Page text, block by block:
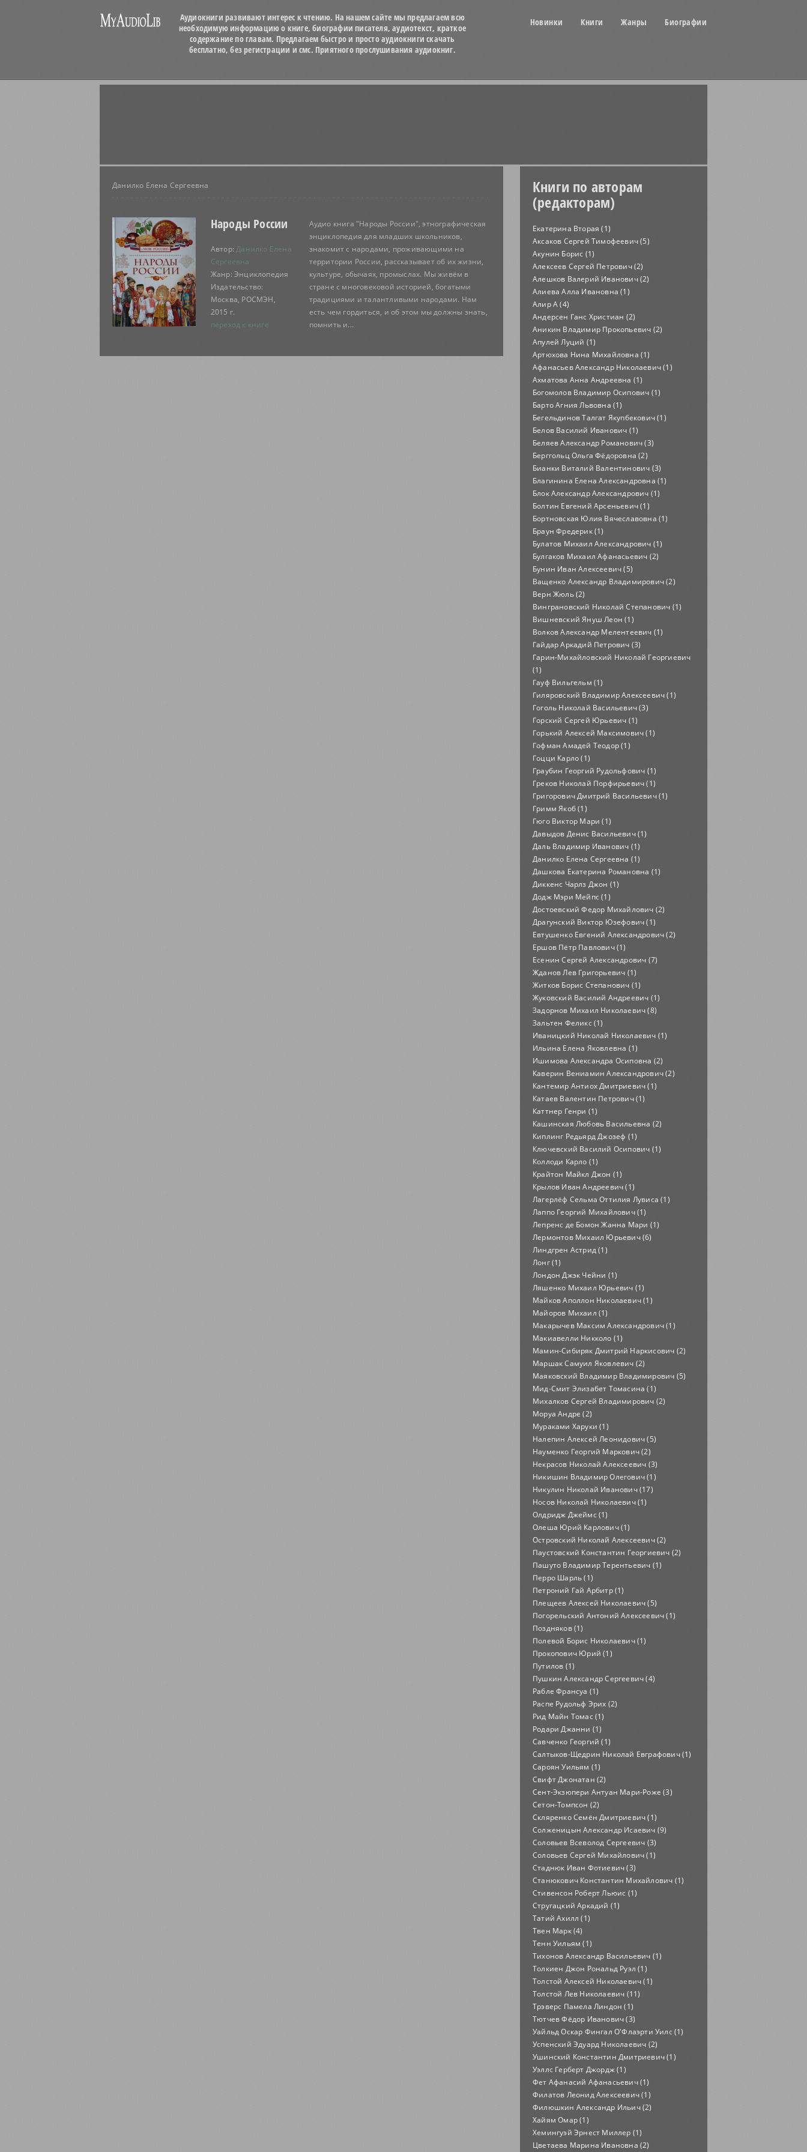
Аудиокниги развивают интерес к чтению. На нашем сайте мы предлагаем всю
необходимую информацию о книге, биографии писателя, аудиотекст, краткое
содержание по главам. Предлагаем быстро и просто аудиокниги скачать
бесплатно, без регистрации и смс. Приятного прослушивания аудиокниг.
Новинки Книги Жанры Биографии
Данилко Елена Сергеевна
Народы России
Автор:Данилко Елена
Сергеевна
Жанр: Энциклопедия
Издательство:
Москва, РОСМЭН,
2015 г.
переход к книге
Аудио книга "Народы России", этнографическая
энциклопедия для младших школьников,
знакомит с народами, проживающими на
территории России, рассказывает об их жизни,
культуре, обычаях, промыслах. Мы живём в
стране с многовековой историей, богатыми
традициями и талантливыми народами. Нам
есть чем гордиться, и об этом мы должны знать,
помнить и...
Книги по авторам
(редакторам)
Екатерина Вторая (1)
Аксаков Сергей Тимофеевич (5)
Акунин Борис (1)
Алексеев Сергей Петрович (2)
Алешков Валерий Иванович (2)
Алиева Алла Ивановна (1)
Алир А (4)
Андерсен Ганс Христиан (2)
Аникин Владимир Прокопьевич (2)
Апулей Луций (1)
Артюхова Нина Михайловна (1)
Афанасьев Александр Николаевич (1)
Ахматова Анна Андреевна (1)
Богомолов Владимир Осипович (1)
Барто Агния Львовна (1)
Бегельдинов Талгат Якупбекович (1)
Белов Василий Иванович (1)
Беляев Александр Романович (3)
Берггольц Ольга Фёдоровна (2)
Бианки Виталий Валентинович (3)
Благинина Елена Александровна (1)
Блок Александр Александрович (1)
Болтин Евгений Арсеньевич (1)
Бортновская Юлия Вячеславовна (1)
Браун Фредерик (1)
Булатов Михаил Александрович (1)
Булгаков Михаил Афанасьевич (2)
Бунин Иван Алексеевич (5)
Ващенко Александр Владимирович (2)
Верн Жюль (2)
Винграновский Николай Степанович (1)
Вишневский Януш Леон (1)
Волков Александр Мелентеевич (1)
Гайдар Аркадий Петрович (3)
Гарин-Михайловский Николай Георгиевич
(1)
Гауф Вильгельм (1)
Гиляровский Владимир Алексеевич (1)
Гоголь Николай Васильевич (3)
Горский Сергей Юрьевич (1)
Горький Алексей Максимович (1)
Гофман Амадей Теодор (1)
Гоцци Карло (1)
Граубин Георгий Рудольфович (1)
Греков Николай Порфирьевич (1)
Григорович Дмитрий Васильевич (1)
Гримм Якоб (1)
Гюго Виктор Мари (1)
Давыдов Денис Васильевич (1)
Даль Владимир Иванович (1)
Данилко Елена Сергеевна (1)
Дашкова Екатерина Романовна (1)
Диккенс Чарлз Джон (1)
Додж Мэри Мейпс (1)
Достоевский Федор Михайлович (2)
Драгунский Виктор Юзефович (1)
Евтушенко Евгений Александрович (2)
Ершов Пётр Павлович (1)
Есенин Сергей Александрович (7)
Жданов Лев Григорьевич (1)
Житков Борис Степанович (1)
Жуковский Василий Андреевич (1)
Задорнов Михаил Николаевич (8)
Зальтен Феликс (1)
Иваницкий Николай Николаевич (1)
Ильина Елена Яковлевна (1)
Ишимова Александра Осиповна (2)
Каверин Вениамин Александрович (2)
Кантемир Антиох Дмитриевич (1)
Катаев Валентин Петрович (1)
Каттнер Генри (1)
Кашинская Любовь Васильевна (2)
Киплинг Редьярд Джозеф (1)
Ключевский Василий Осипович (1)
Коллоди Карло (1)
Крайтон Майкл Джон (1)
Крылов Иван Андреевич (1)
Лагерлёф Сельма Оттилия Лувиса (1)
Лаппо Георгий Михайлович (1)
Лепренс де Бомон Жанна Мари (1)
Лермонтов Михаил Юрьевич (6)
Линдгрен Астрид (1)
Лонг (1)
Лондон Джэк Чейни (1)
Ляшенко Михаил Юрьевич (1)
Майков Аполлон Николаевич (1)
Майоров Михаил (1)
Макарычев Максим Александрович (1)
Макиавелли Никколо (1)
Мамин-Сибиряк Дмитрий Наркисович (2)
Маршак Самуил Яковлевич (2)
Маяковский Владимир Владимирович (5)
Мид-Смит Элизабет Томасина (1)
Михалков Сергей Владимирович (2)
Моруа Андре (2)
Мураками Харуки (1)
Налепин Алексей Леонидович (5)
Науменко Георгий Маркович (2)
Некрасов Николай Алексеевич (3)
Никишин Владимир Олегович (1)
Никулин Николай Иванович (17)
Носов Николай Николаевич (1)
Олдридж Джеймс (1)
Олеша Юрий Карлович (1)
Островский Николай Алексеевич (2)
Паустовский Константин Георгиевич (2)
Пашуто Владимир Терентьевич (1)
Перро Шарль (1)
Петроний Гай Арбитр (1)
Плещеев Алексей Николаевич (5)
Погорельский Антоний Алексеевич (1)
Поздняков (1)
Полевой Борис Николаевич (1)
Прокопович Юрий (1)
Путилов (1)
Пушкин Александр Сергеевич (4)
Рабле Франсуа (1)
Распе Рудольф Эрих (2)
Рид Майн Томас (1)
Родари Джанни (1)
Савченко Георгий (1)
Салтыков-Щедрин Николай Евграфович (1)
Сароян Уильям (1)
Свифт Джонатан (2)
Сент-Экзюпери Антуан Мари-Роже (3)
Сетон-Томпсон (2)
Скляренко Семён Дмитриевич (1)
Солженицын Александр Исаевич (9)
Соловьев Всеволод Сергеевич (3)
Соловьев Сергей Михайлович (1)
Стаднюк Иван Фотиевич (3)
Станюкович Константин Михайлович (1)
Стивенсон Роберт Льюис (1)
Стругацкий Аркадий (1)
Татий Ахилл (1)
Твен Марк (4)
Тенн Уильям (1)
Тихонов Александр Васильевич (1)
Толкиен Джон Рональд Руэл (1)
Толстой Алексей Николаевич (1)
Толстой Лев Николаевич (11)
Трэверс Памела Линдон (1)
Тютчев Фёдор Иванович (3)
Уайльд Оскар Фингал О'Флаэрти Уилс (1)
Успенский Эдуард Николаевич (2)
Ушинский Константин Дмитриевич (1)
Уэллс Герберт Джордж (1)
Фет Афанасий Афанасьевич (1)
Филатов Леонид Алексеевич (1)
Филюшкин Александр Ильич (2)
Хайям Омар (1)
Хемингуэй Эрнест Миллер (1)
Цветаева Марина Ивановна (2)